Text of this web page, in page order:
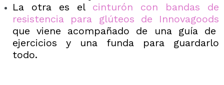
La otra es el cinturón con bandas de
resistencia para glúteos de Innovagoods
que viene acompañado de una guía de
ejercicios y una funda para guardarlo
todo.